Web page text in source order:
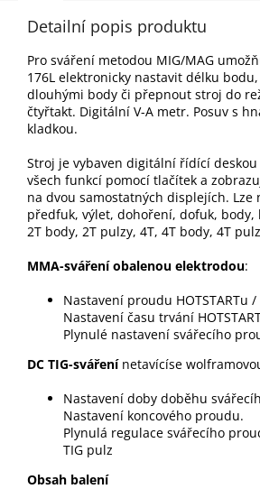
Detailní popis produktu
Pro sváření metodou MIG/MAG
176L elektronicky nastavit délku
dlouhými body či přepnout stroj do
čtyřtakt. Digitální V-A metr. Posuv s
kladkou.
Stroj je vybaven digitální řídící
všech funkcí pomocí tlačítek a
na dvou samostatných displejích. Lze
předfuk, výlet, dohoření, dofuk, body,
2T body, 2T pulzy, 4T, 4T body, 4T
MMA-sváření obalenou elektrodou:
Nastavení proudu HOTSTARTu /
Nastavení času trvání
Plynulé nastavení svářecího
DC TIG-svářenínetavícíse
Nastavení doby doběhu
Nastavení koncového proudu.
Plynulá regulace svářecího
TIG pulz
Obsah balení